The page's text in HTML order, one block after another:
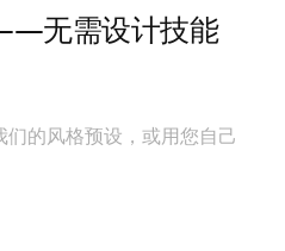
无需设计技能
的风格预设，或用您自己